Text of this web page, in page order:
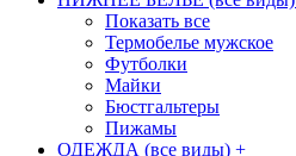
Показать все
Термобелье мужское
Футболки
Майки
Бюстгальтеры
Пижамы
ОДЕЖДА (все виды) +